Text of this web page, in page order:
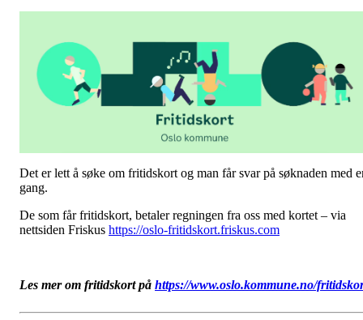
Det er lett å søke om fritidskort og man får svar på søknaden med
gang.
De som får fritidskort, betaler regningen fra oss med kortet – via
nettsiden Friskus https://oslo-fritidskort.friskus.com
Les mer om fritidskort på https://www.oslo.kommune.no/